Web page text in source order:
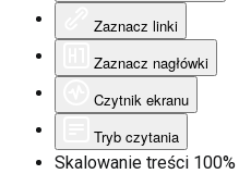
Zaznacz linki
Zaznacz nagłówki
Czytnik ekranu
Tryb czytania
Skalowanie treści 100%